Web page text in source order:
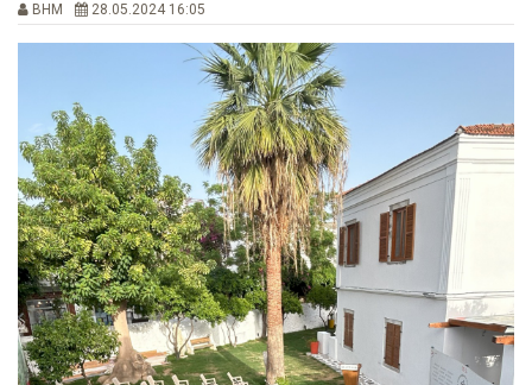
BHM 28.05.2024 16:05